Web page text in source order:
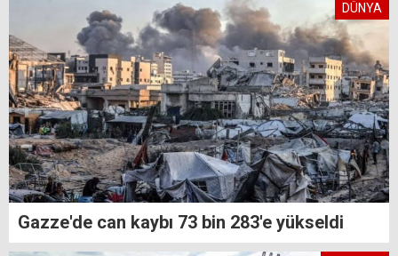
DÜNYA
Gazze'de can kaybı 73 bin 283'e yükseldi